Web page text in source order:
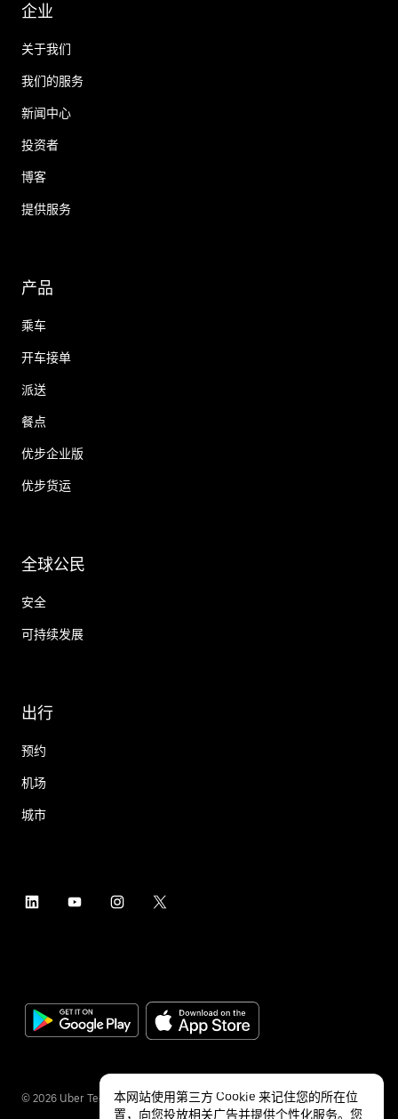
企业
关于我们
我们的服务
新闻中心
投资者
博客
提供服务
产品
乘车
开车接单
派送
餐点
优步企业版
优步货运
全球公民
安全
可持续发展
出行
预约
机场
城市
© 2026 Uber Technologies Inc.
本网站使用第三方 Cookie 来记住您的所在位
置，向您投放相关广告并提供个性化服务。您